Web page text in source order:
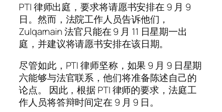
PTI 律师出庭，要求将请愿书安排在 9 月 9
日。然而，法院工作人员告诉他们，
Zulqarnain 法官只能在 9 月 11 日星期一出
庭，并建议将请愿书安排在该日期。
尽管如此，PTI 律师坚称，如果 9 月 9 日星期
六能够与法官联系，他们将准备陈述自己的
论点。 因此，根据 PTI 律师的要求，法庭工
作人员将答辩时间定在 9 月 9 日。